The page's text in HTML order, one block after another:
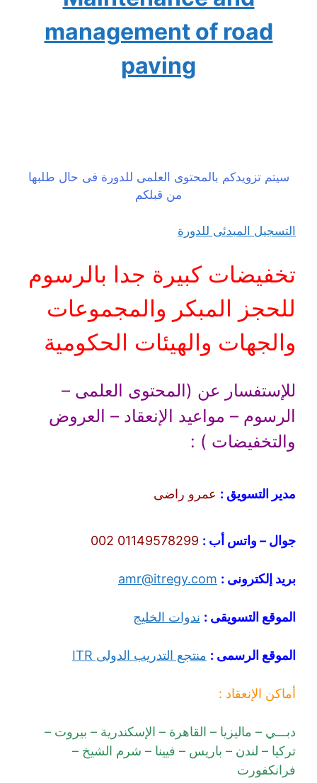
management of road
paving
سيتم تزويدكم بالمحتوى العلمى للدورة فى حال طلبها
من قبلكم
التسجيل المبدئى للدورة
تخفيضات كبيرة جدا بالرسوم
للحجز المبكر والمجموعات
والجهات والهيئات الحكومية
للإستفسار عن (المحتوى العلمى –
الرسوم – مواعيد الإنعقاد – العروض
والتخفيضات ) :
مدير التسويق : عمرو راضى
جوال – واتس أب : 01149578299 002
بريد إلكترونى : amr@itregy.com
الموقع التسويقى : ندوات الخليج
الموقع الرسمى : منتجع التدريب الدولى ITR
أماكن الإنعقاد :
دبـــي – ماليزيا – القاهرة – الإسكندرية – بيروت –
تركيا – لندن – باريس – فيينا – شرم الشيخ –
فرانكفورت